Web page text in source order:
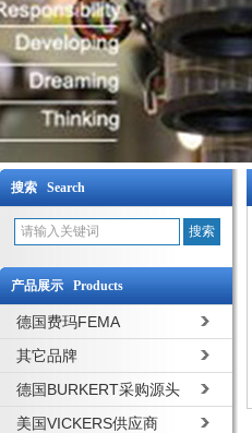
搜索 Search
产品展示 Products
德国费玛FEMA
其它品牌
德国BURKERT采购源头
美国VICKERS供应商